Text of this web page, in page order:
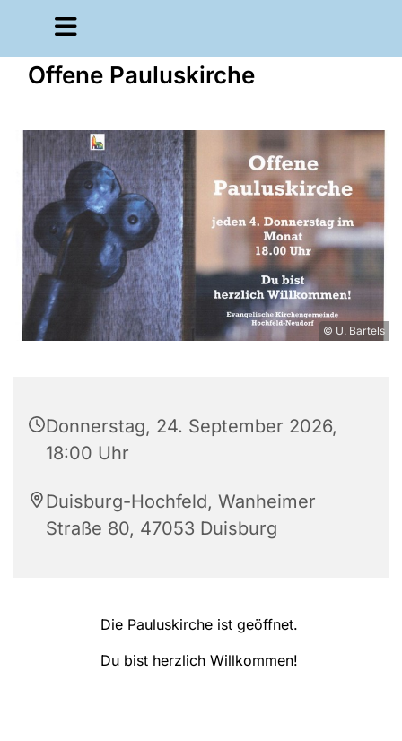
Offene Pauluskirche
© U. Bartels
Donnerstag, 24. September 2026,
18:00 Uhr
Duisburg-Hochfeld, Wanheimer
Straße 80, 47053 Duisburg
Die Pauluskirche ist geöffnet.
Du bist herzlich Willkommen!